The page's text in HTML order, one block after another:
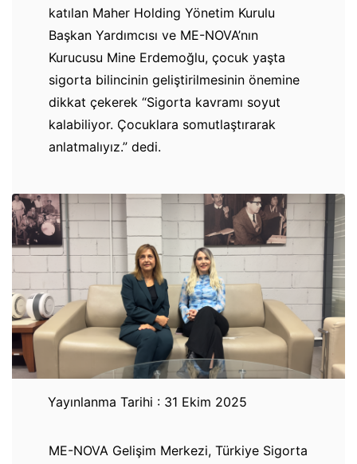
katılan Maher Holding Yönetim Kurulu
Başkan Yardımcısı ve ME-NOVA’nın
Kurucusu Mine Erdemoğlu, çocuk yaşta
sigorta bilincinin geliştirilmesinin önemine
dikkat çekerek “Sigorta kavramı soyut
kalabiliyor. Çocuklara somutlaştırarak
anlatmalıyız.” dedi.
Yayınlanma Tarihi : 31 Ekim 2025
ME-NOVA Gelişim Merkezi, Türkiye Sigorta